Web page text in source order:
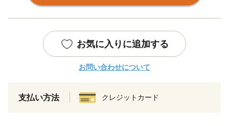
お気に入りに追加する
お問い合わせについて
支払い方法 クレジットカード